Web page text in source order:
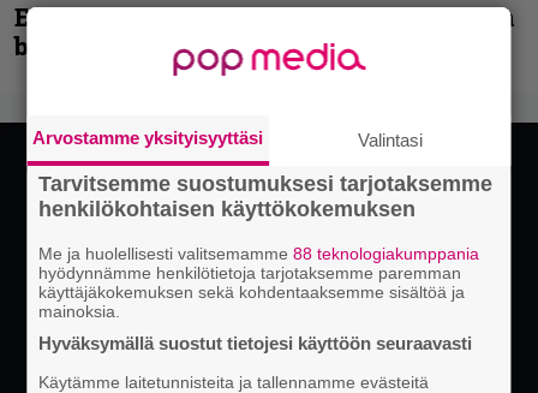
Espoon syyskuu käynnistyy kotimaisen
black metalin merkeissä
Arvostamme yksityisyyttäsi Valintasi
Tarvitsemme suostumuksesi tarjotaksemme
henkilökohtaisen käyttökokemuksen
Me ja huolellisesti valitsemamme88 teknologiakumppania
hyödynnämme henkilötietoja tarjotaksemme paremman
käyttäjäkokemuksen sekä kohdentaaksemme sisältöä ja
mainoksia.
Hyväksymällä suostut tietojesi käyttöön seuraavasti
Käytämme laitetunnisteita ja tallennamme evästeitä